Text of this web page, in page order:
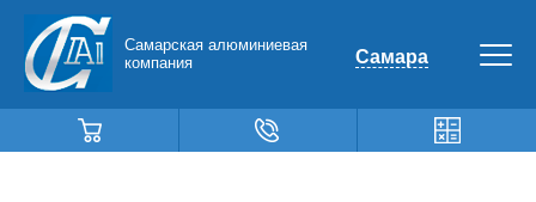
Самарская алюминиевая
компания
Самара